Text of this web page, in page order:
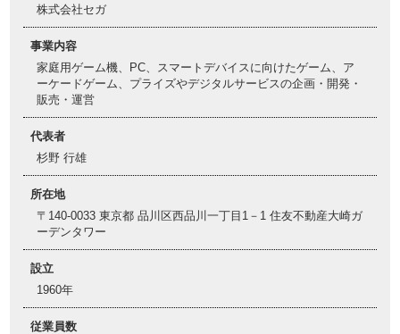
株式会社セガ
事業内容
家庭用ゲーム機、PC、スマートデバイスに向けたゲーム、ア
ーケードゲーム、プライズやデジタルサービスの企画・開発・
販売・運営
代表者
杉野 行雄
所在地
〒140-0033 東京都 品川区西品川一丁目1－1 住友不動産大崎ガ
ーデンタワー
設立
1960年
従業員数